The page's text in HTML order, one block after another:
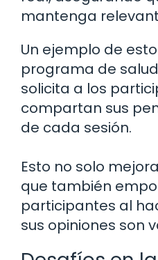
mantenga
Un ejemplo de
programa de
solicita a los
compartan sus
de cada sesión.
Esto no solo
que también
participantes al
sus opiniones son